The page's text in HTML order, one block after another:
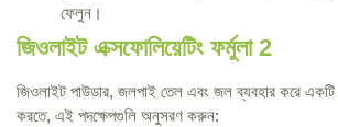
ফেলুন।
জিওলাইট এক্সফোলিয়েটিং ফর্মুলা 2
জিওলাইট পাউডার, জলপাই তেল এবং জল ব্যবহার করে একটি
করতে, এই পদক্ষেপগুলি অনুসরণ করুন: